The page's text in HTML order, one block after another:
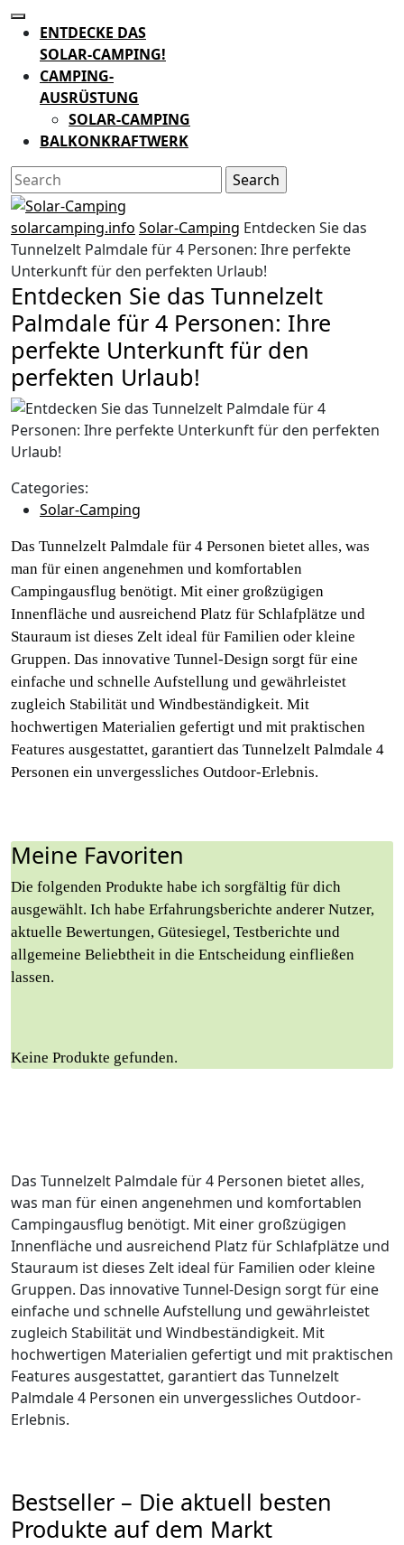
Skip
content
Open
Button
ENTDECKE DAS
SOLAR-CAMPING!
CAMPING-
AUSRÜSTUNG
SOLAR-CAMPING
BALKONKRAFTWERK
CLOSE
BUTTON
Search
for:
solarcamping.info Solar-Camping Entdecken Sie das
Tunnelzelt Palmdale für 4 Personen: Ihre perfekte
Unterkunft für den perfekten Urlaub!
Entdecken Sie das Tunnelzelt
Palmdale für 4 Personen: Ihre
perfekte Unterkunft für den
perfekten Urlaub!
Categories:
Solar-Camping
Das Tunnelzelt Palmdale für 4 Personen bietet alles, was
man für einen angenehmen und komfortablen
Campingausflug benötigt. Mit einer großzügigen
Innenfläche und ausreichend Platz für Schlafplätze und
Stauraum ist dieses Zelt ideal für Familien oder kleine
Gruppen. Das innovative Tunnel-Design sorgt für eine
einfache und schnelle Aufstellung und gewährleistet
zugleich Stabilität und Windbeständigkeit. Mit
hochwertigen Materialien gefertigt und mit praktischen
Features ausgestattet, garantiert das Tunnelzelt Palmdale 4
Personen ein unvergessliches Outdoor-Erlebnis.
Meine Favoriten
Die folgenden Produkte habe ich sorgfältig für dich
ausgewählt. Ich habe Erfahrungsberichte anderer Nutzer,
aktuelle Bewertungen, Gütesiegel, Testberichte und
allgemeine Beliebtheit in die Entscheidung einfließen
lassen.
Keine Produkte gefunden.
Das Tunnelzelt Palmdale für 4 Personen bietet alles,
was man für einen angenehmen und komfortablen
Campingausflug benötigt. Mit einer großzügigen
Innenfläche und ausreichend Platz für Schlafplätze und
Stauraum ist dieses Zelt ideal für Familien oder kleine
Gruppen. Das innovative Tunnel-Design sorgt für eine
einfache und schnelle Aufstellung und gewährleistet
zugleich Stabilität und Windbeständigkeit. Mit
hochwertigen Materialien gefertigt und mit praktischen
Features ausgestattet, garantiert das Tunnelzelt
Palmdale 4 Personen ein unvergessliches Outdoor-
Erlebnis.
Bestseller – Die aktuell besten
Produkte auf dem Markt